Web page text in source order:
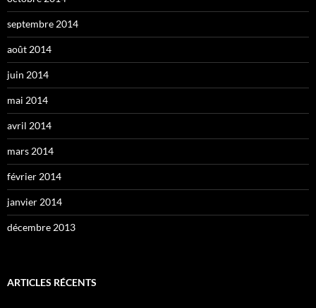
septembre 2014
août 2014
juin 2014
mai 2014
avril 2014
mars 2014
février 2014
janvier 2014
décembre 2013
ARTICLES RÉCENTS